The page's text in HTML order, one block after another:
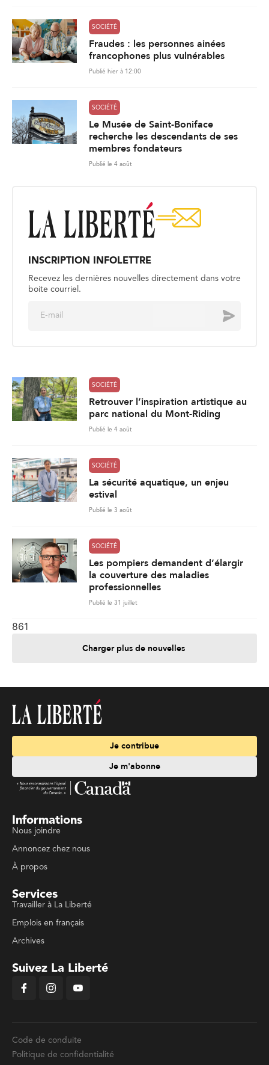
SOCIÉTÉ
Fraudes : les personnes ainées
francophones plus vulnérables
Publié hier à 12:00
SOCIÉTÉ
Le Musée de Saint-Boniface
recherche les descendants de ses
membres fondateurs
Publié le 4 août
INSCRIPTION INFOLETTRE
Recevez les dernières nouvelles directement dans votre
boite courriel.
Envoyer
SOCIÉTÉ
Retrouver l’inspiration artistique au
parc national du Mont-Riding
Publié le 4 août
SOCIÉTÉ
La sécurité aquatique, un enjeu
estival
Publié le 3 août
SOCIÉTÉ
Les pompiers demandent d’élargir
la couverture des maladies
professionnelles
Publié le 31 juillet
861
Charger plus de nouvelles
Je contribue
Je m'abonne
Informations
Nous joindre
Annoncez chez nous
À propos
Services
Travailler à La Liberté
Emplois en français
Archives
Suivez La Liberté
Code de conduite
Politique de confidentialité